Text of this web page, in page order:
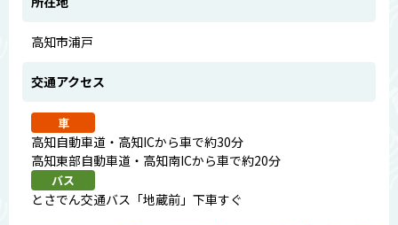
高知市浦戸
交通アクセス
車
高知自動車道・高知ICから車で約30分
高知東部自動車道・高知南ICから車で約20分
バス
とさでん交通バス「地蔵前」下車すぐ